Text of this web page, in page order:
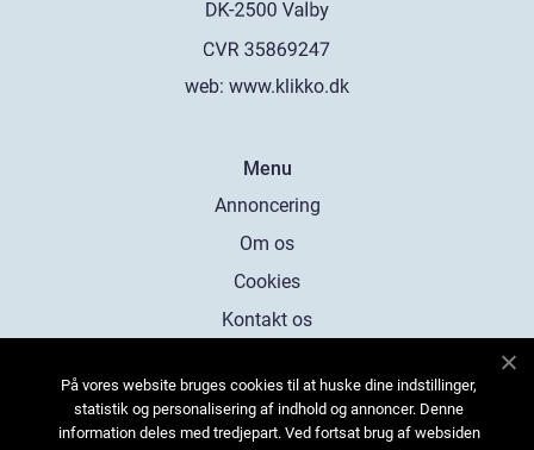
web: www.klikko.dk
Menu
Annoncering
Om os
Cookies
Kontakt os
På vores website bruges cookies til at huske dine indstillinger,
statistik og personalisering af indhold og annoncer. Denne
information deles med tredjepart. Ved fortsat brug af websiden